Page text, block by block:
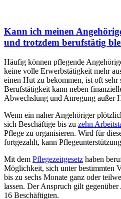
Kann ich meinen
und trotzdem berufstätig
Häufig können pflegende
keine volle Erwerbstätigkeit mehr
einen Hut zu bekommen, ist oft sehr
Berufstätigkeit kann neben
Abwechslung und Anregung außer
Wenn ein naher Angehöriger
sich Beschäftige bis zu zehn
Pflege zu organisieren. Wird für
fortgezahlt, kann
Mit dem Pflegezeitgesetz haben
Möglichkeit, sich unter bestimmten
bis zu sechs Monate ganz oder
lassen. Der Anspruch gilt
16 Beschäftigten.